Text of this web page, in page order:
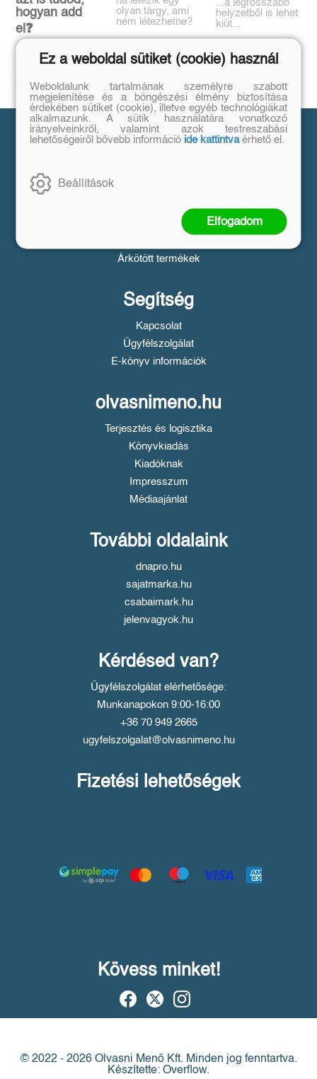
hogyan add
el❓️
Időpont: június
16., 18:00-19:00
Tovább
olyan tárgy, ami
nem létezhetne?
...a legrosszabb
helyzetből is lehet
kiút...
Vásárlás
Tájékoztató a Simple fizetésről
Adatvédelem
Árkötött termékek
Segítség
Kapcsolat
Ügyfélszolgálat
E-könyv információk
olvasnimeno.hu
Terjesztés és logisztika
Könyvkiadás
Kiadóknak
Impresszum
Médiaajánlat
További oldalaink
dnapro.hu
sajatmarka.hu
csabaimark.hu
jelenvagyok.hu
Kérdésed van?
Ügyfélszolgálat elérhetősége:
Munkanapokon 9:00-16:00
+36 70 949 2665
ugyfelszolgalat@olvasnimeno.hu
Fizetési lehetőségek
Kövess minket!
© 2022 - 2026 Olvasni Menő Kft. Minden jog fenntartva.
Készítette: Overflow.
Ez a weboldal sütiket (cookie) használ
Weboldalunk tartalmának személyre szabott
megjelenítése és a böngészési élmény biztosítása
érdekében sütiket (cookie), illetve egyéb technológiákat
alkalmazunk. A sütik használatára vonatkozó
irányelveinkről, valamint azok testreszabási
lehetőségeiről bővebb információ ide kattintvaérhető el.
Beállítások
Elfogadom